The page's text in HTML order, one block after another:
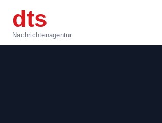
dts
Nachrichtenagentur